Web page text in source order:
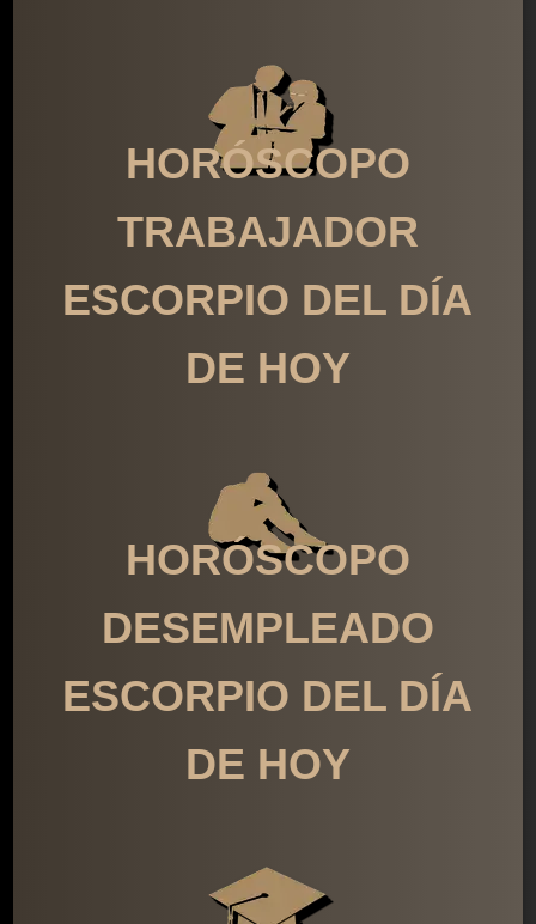
HORÓSCOPO
TRABAJADOR
ESCORPIO DEL DÍA
DE HOY
HORÓSCOPO
DESEMPLEADO
ESCORPIO DEL DÍA
DE HOY